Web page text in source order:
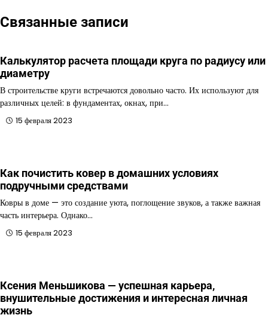
Связанные записи
Калькулятор расчета площади круга по радиусу или
диаметру
В строительстве круги встречаются довольно часто. Их используют для
различных целей: в фундаментах, окнах, при…
15 февраля 2023
Как почистить ковер в домашних условиях
подручными средствами
Ковры в доме — это создание уюта, поглощение звуков, а также важная
часть интерьера. Однако…
15 февраля 2023
Ксения Меньшикова — успешная карьера,
внушительные достижения и интересная личная
жизнь